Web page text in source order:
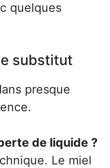
quelques
substitut
presque
de liquide ?
Le miel